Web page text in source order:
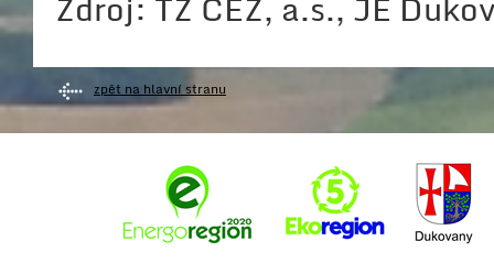
zpět na hlavní stranu